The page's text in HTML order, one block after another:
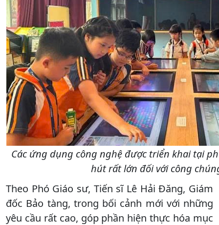
Các ứng dụng công nghệ được triển khai tại
hút rất lớn đối với công
Theo Phó Giáo sư, Tiến sĩ Lê Hải Đăng, Giám
đốc Bảo tàng, trong bối cảnh mới với những
yêu cầu rất cao, góp phần hiện thực hóa mục